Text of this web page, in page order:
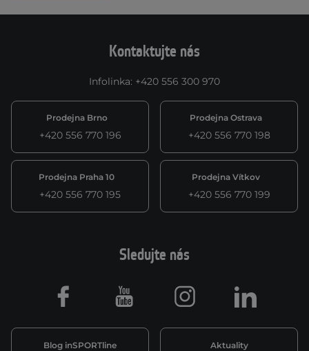
Kontaktujte nás
Infolinka: +420 556 300 970
Prodejna Brno
+420 556 770 196
Prodejna Ostrava
+420 556 770 198
Prodejna Praha 10
+420 556 770 195
Prodejna Vítkov
+420 556 770 199
Sledujte nás
Blog inSPORTline Aktuality
Facebook Youtube Instagram LinkedIn